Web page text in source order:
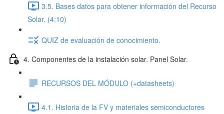
3.5. Bases datos para obtener información del Recurso
Solar. (4:10)
QUIZ de evaluación de conocimiento.
4. Componentes de la instalación solar. Panel Solar.
RECURSOS DEL MÓDULO (+datasheets)
4.1. Historia de la FV y materiales semiconductores